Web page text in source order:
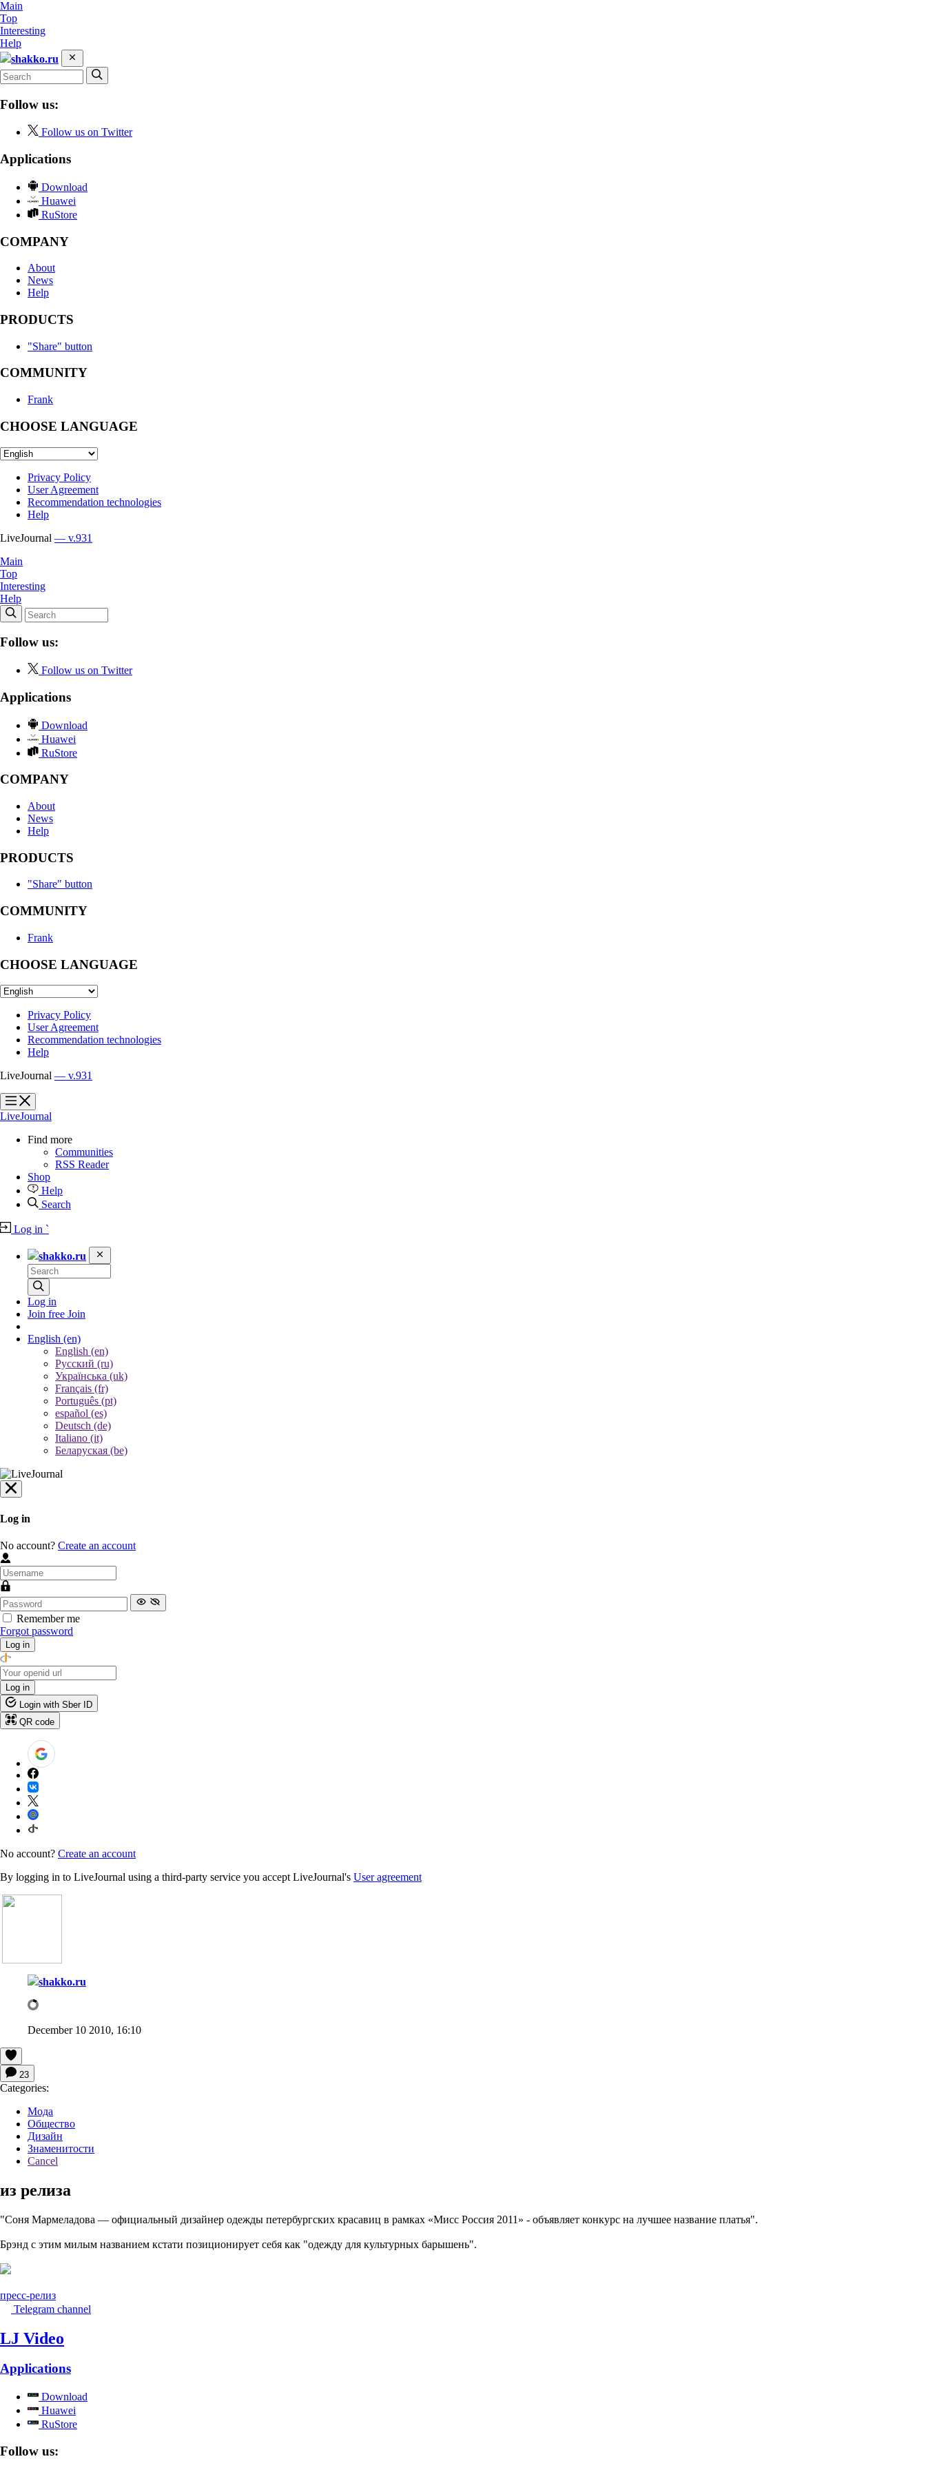
Main
Top
Interesting
Help
shakko.ru
Follow us:
Follow us on Twitter
Applications
Download
Huawei
RuStore
COMPANY
About
News
Help
PRODUCTS
"Share" button
COMMUNITY
Frank
CHOOSE LANGUAGE
Privacy Policy
User Agreement
Recommendation technologies
Help
LiveJournal — v.931
Main
Top
Interesting
Help
Follow us:
Follow us on Twitter
Applications
Download
Huawei
RuStore
COMPANY
About
News
Help
PRODUCTS
"Share" button
COMMUNITY
Frank
CHOOSE LANGUAGE
Privacy Policy
User Agreement
Recommendation technologies
Help
LiveJournal — v.931
?
?
LiveJournal
Find more
Communities
RSS Reader
Shop
Help
Search
Log in `
shakko.ru
Log in
Join free Join
English (en)
English (en)
Русский (ru)
Українська (uk)
Français (fr)
Português (pt)
español (es)
Deutsch (de)
Italiano (it)
Беларуская (be)
Log in
No account? Create an account
Remember me
Forgot password
Log in
Log in
Login with Sber ID
QR code
No account? Create an account
By logging in to LiveJournal using a third-party service you accept LiveJournal's User agreement
shakko.ru
December 10 2010, 16:10
23
Categories:
Мода
Общество
Дизайн
Знаменитости
Cancel
из релиза
"Соня Мармеладова — официальный дизайнер одежды петербургских красавиц в рамках «Мисс Россия 2011» - объявляет конкурс на лучшее название платья".
Брэнд с этим милым названием кстати позиционирует себя как "одежду для культурных барышень".
пресс-релиз
Telegram channel
LJ Video
Applications
Download
Huawei
RuStore
Follow us: